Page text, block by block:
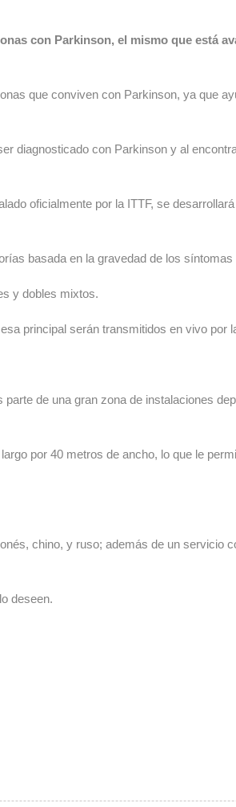
con Parkinson, el mismo que está
que conviven con Parkinson, ya que
diagnosticado con Parkinson y al
oficialmente por la ITTF, se
basada en la gravedad de los
y dobles mixtos.
principal serán transmitidos en vivo por
de una gran zona de instalaciones
por 40 metros de ancho, lo que le
chino, y ruso; además de un servicio
deseen.